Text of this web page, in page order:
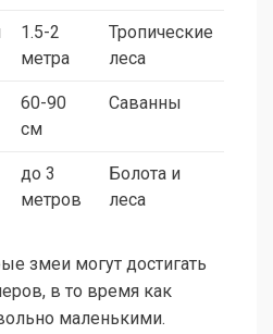
1.5-2
метра
Тропические
леса
60-90
см
Саванны
до 3
метров
Болота и
леса
змеи могут достигать
в то время как
маленькими.